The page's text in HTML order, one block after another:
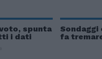
spunta
i dati
fa